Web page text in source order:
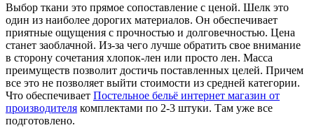
Выбор ткани это прямое сопоставление с ценой. Шелк это
один из наиболее дорогих материалов. Он обеспечивает
приятные ощущения с прочностью и долговечностью. Цена
станет заоблачной. Из-за чего лучше обратить свое внимание
в сторону сочетания хлопок-лен или просто лен. Масса
преимуществ позволит достичь поставленных целей. Причем
все это не позволяет выйти стоимости из средней категории.
Что обеспечивает Постельное бельё интернет магазин от
производителя комплектами по 2-3 штуки. Там уже все
подготовлено.